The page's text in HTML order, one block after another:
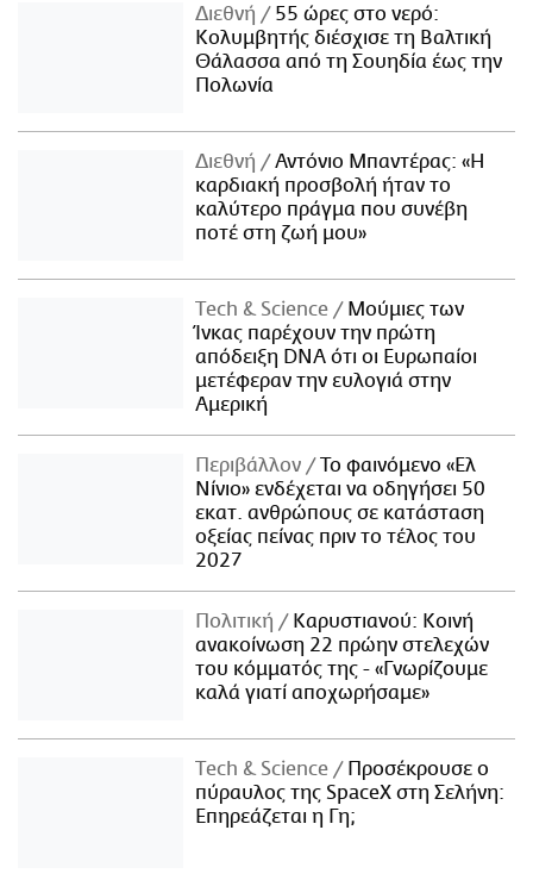
Διεθνή
55 ώρες στο νερό:
Κολυμβητής διέσχισε τη Βαλτική
Θάλασσα από τη Σουηδία έως την
Πολωνία
Διεθνή
Αντόνιο Μπαντέρας: «Η
καρδιακή προσβολή ήταν το
καλύτερο πράγμα που συνέβη
ποτέ στη ζωή μου»
Τech & Science
Μούμιες των
Ίνκας παρέχουν την πρώτη
απόδειξη DNA ότι οι Ευρωπαίοι
μετέφεραν την ευλογιά στην
Αμερική
Περιβάλλον
Το φαινόμενο «Ελ
Νίνιο» ενδέχεται να οδηγήσει 50
εκατ. ανθρώπους σε κατάσταση
οξείας πείνας πριν το τέλος του
2027
Πολιτική
Καρυστιανού: Κοινή
ανακοίνωση 22 πρώην στελεχών
του κόμματός της - «Γνωρίζουμε
καλά γιατί αποχωρήσαμε»
Τech & Science
Προσέκρουσε ο
πύραυλος της SpaceX στη Σελήνη:
Επηρεάζεται η Γη;